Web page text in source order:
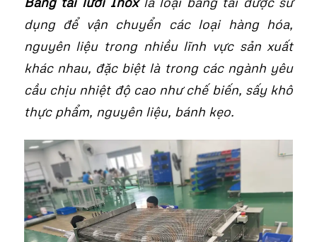
dụng để vận chuyển các loại hàng hóa,
nguyên liệu trong nhiều lĩnh vực sản xuất
khác nhau, đặc biệt là trong các ngành yêu
cầu chịu nhiệt độ cao như chế biến, sấy khô
thực phẩm, nguyên liệu, bánh kẹo.